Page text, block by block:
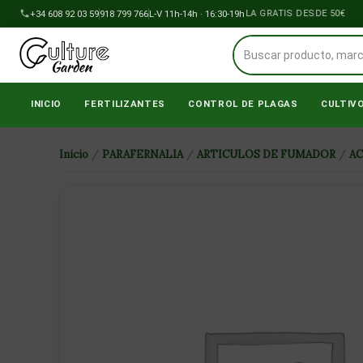
al
contenido
+34 608 92 03 59918 799 766L-V 11h-14h · 16:30-19h
ENVÍOS A PENÍNSULA GRATIS DESDE 50€
INICIO FERTILIZANTES CONTROL DE PLAGAS CULTIVO
Inicio / PARAFERNALIA / ARTICULOS DE FUMADOR /